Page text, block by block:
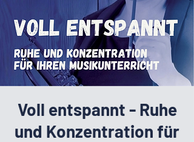
Voll entspannt - Ruhe
und Konzentration für